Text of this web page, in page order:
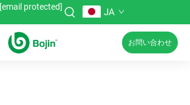
[email protected] JA
お問い合わせ